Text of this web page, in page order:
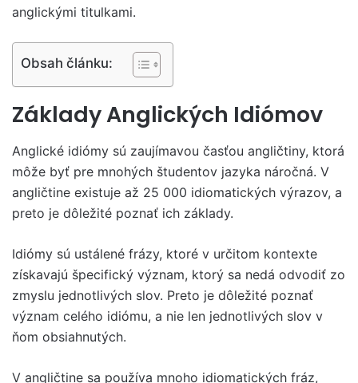
anglickými titulkami.
Obsah článku:
Základy Anglických Idiómov
Anglické idiómy sú zaujímavou časťou angličtiny, ktorá
môže byť pre mnohých študentov jazyka náročná. V
angličtine existuje až 25 000 idiomatických výrazov, a
preto je dôležité poznať ich základy.
Idiómy sú ustálené frázy, ktoré v určitom kontexte
získavajú špecifický význam, ktorý sa nedá odvodiť zo
zmyslu jednotlivých slov. Preto je dôležité poznať
význam celého idiómu, a nie len jednotlivých slov v
ňom obsiahnutých.
V angličtine sa používa mnoho idiomatických fráz,